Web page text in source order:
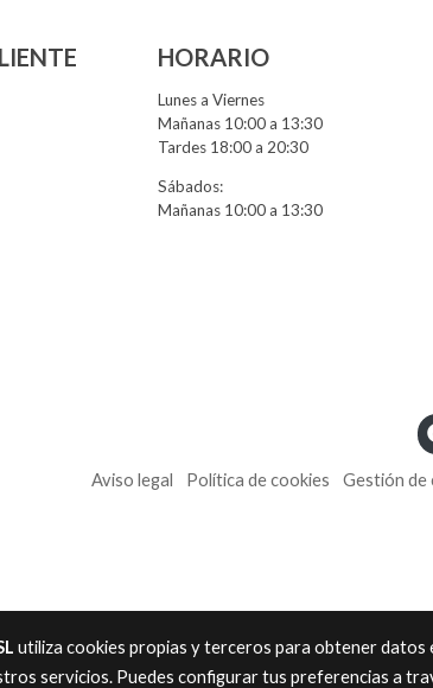
HORARIO
Lunes a Viernes
Mañanas 10:00 a 13:30
Tardes 18:00 a 20:30
Sábados:
Mañanas 10:00 a 13:30
Aviso legal Política de cookies Gestión de
utiliza cookies propias y terceros para obtener datos
servicios. Puedes configurar tus preferencias a